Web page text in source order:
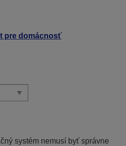
pre domácnosť
systém nemusí byť správne